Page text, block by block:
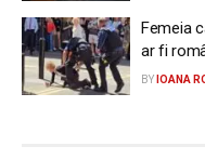
Femeia
ar fi
BY IOANA